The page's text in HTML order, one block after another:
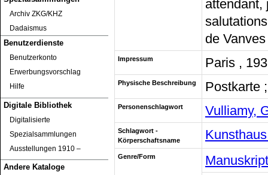
Archiv ZKG/KHZ
Dadaismus
Benutzerdienste
Benutzerkonto
Erwerbungsvorschlag
Hilfe
Digitale Bibliothek
Digitalisierte
Spezialsammlungen
Ausstellungen 1910 ‒
Andere Kataloge
attendant,
de
Impressum Paris ,
Physische Beschreibung Postkarte
Personenschlagwort Vulliamy,
Schlagwort -
Körperschaftsname
Genre/Form Manuskript